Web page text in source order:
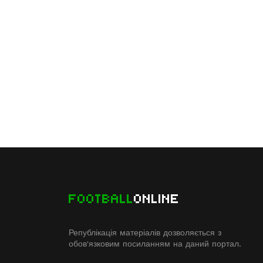
FOOTBALLONLINE
Републікація матеріалів дозволяється з
обов'язковим посиланням на даний портал.